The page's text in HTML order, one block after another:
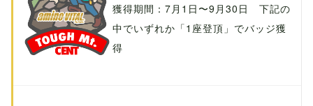
獲得期間：7月1日〜9月30日 下記の
中でいずれか「1座登頂」でバッジ獲
得